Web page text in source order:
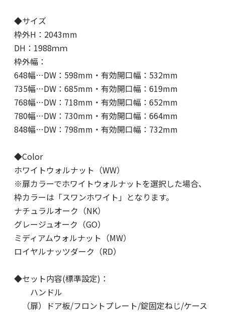
◆サイズ
枠外H：2043mm
DH：1988ｍｍ
枠外幅：
648幅…DW：598mm・有効開口幅：532mm
735幅…DW：685mm・有効開口幅：619mm
768幅…DW：718mm・有効開口幅：652mm
780幅…DW：730mm・有効開口幅：664mm
848幅…DW：798mm・有効開口幅：732mm
◆Color
ホワイトウォルナット（WW）
※扉カラーでホワイトウォルナットを選択した場合、
枠カラーは「スワンホワイト」となります。
ナチュラルオーク（NK）
グレージュオーク（GO）
ミディアムウォルナット（MW）
ロイヤルナッツダーク（RD）
◆セット内容(標準設定)：
ハンドル
（扉）ドア板/フロントプレート/錠固定ねじ/ケース